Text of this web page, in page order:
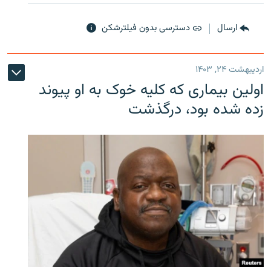
ارسال دسترسی بدون فیلترشکن
اردیبهشت ۲۴, ۱۴۰۳
اولین بیماری که کلیه خوک به او پیوند
زده شده بود، درگذشت